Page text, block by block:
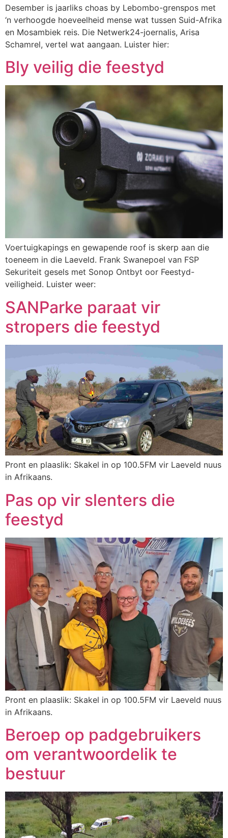
Desember is jaarliks choas by Lebombo-grenspos met
‘n verhoogde hoeveelheid mense wat tussen Suid-Afrika
en Mosambiek reis. Die Netwerk24-joernalis, Arisa
Schamrel, vertel wat aangaan. Luister hier:
Bly veilig die feestyd
Voertuigkapings en gewapende roof is skerp aan die
toeneem in die Laeveld. Frank Swanepoel van FSP
Sekuriteit gesels met Sonop Ontbyt oor Feestyd-
veiligheid. Luister weer:
SANParke paraat vir
stropers die feestyd
Pront en plaaslik: Skakel in op 100.5FM vir Laeveld nuus
in Afrikaans.
Pas op vir slenters die
feestyd
Pront en plaaslik: Skakel in op 100.5FM vir Laeveld nuus
in Afrikaans.
Beroep op padgebruikers
om verantwoordelik te
bestuur